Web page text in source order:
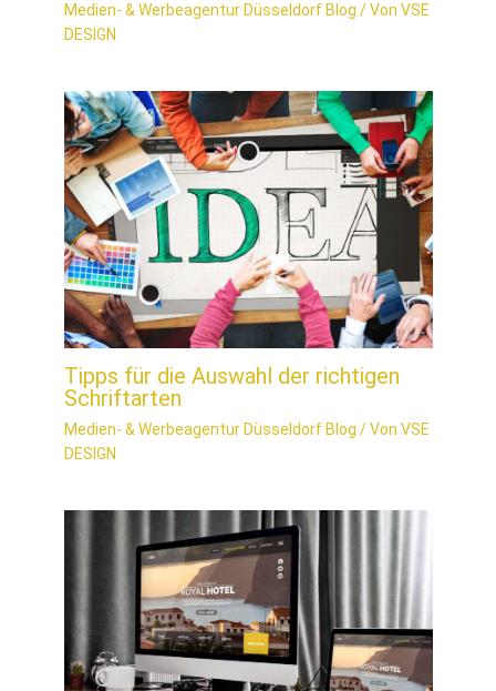
Medien- & Werbeagentur Düsseldorf Blog / Von VSE
DESIGN
Tipps für die Auswahl der richtigen
Schriftarten
Medien- & Werbeagentur Düsseldorf Blog / Von VSE
DESIGN